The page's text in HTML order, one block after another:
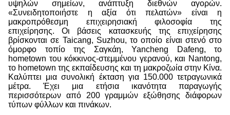
υψηλών σημείων, ανάπτυξη διεθνών αγορών.
«Συνειδητοποιήστε η αξία ότι πελατών» είναι η
μακροπρόθεσμη επιχειρησιακή φιλοσοφία της
επιχείρησης. Οι βάσεις κατασκευής της επιχείρησης
βρίσκονται σε Taicang, Suzhou, το οποίο είναι στενό στο
όμορφο τοπίο της Σαγκάη, Yancheng Dafeng, το
hometown του κόκκινος-στεμμένου γερανού, και Nantong,
το hometown της εκπαίδευσης και τη μακροζωία στην Κίνα.
Καλύπτει μια συνολική έκταση για 150.000 τετραγωνικά
μέτρα. Έχει μια ετήσια ικανότητα παραγωγής
περισσότερων από 200 γραμμών εξώθησης διάφορων
τύπων φύλλων και πινάκων.